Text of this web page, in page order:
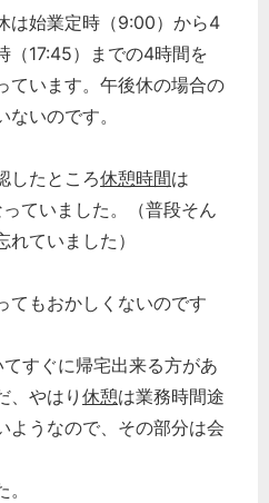
は始業定時（9:00）から4
（17:45）までの4時間を
ています。午後休の場合の
いのです。
したところ休憩時間は
ていました。（普段そん
ていました）
てもおかしくないのです
すぐに帰宅出来る方があ
、やはり 休憩は業務時間途
ようなので、その部分は会